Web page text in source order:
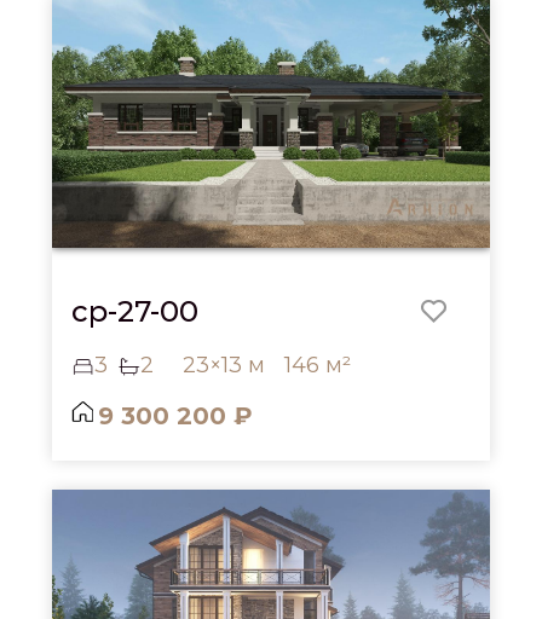
cp-27-00
3 2 23×13 м 146 м²
9 300 200 ₽